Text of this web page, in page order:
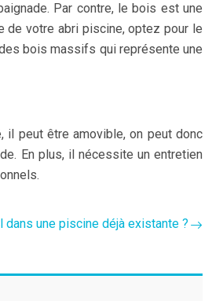
Par contre, le bois est une
de votre abri piscine, optez pour le
bois massifs qui représente une
il peut être amovible, on peut donc
En plus, il nécessite un entretien
une piscine déjà existante ?